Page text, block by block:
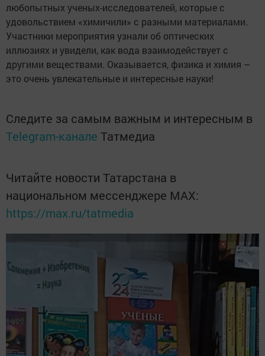
любопытных ученых-исследователей, которые с
удовольствием «химичили» с разными материалами.
Участники мероприятия узнали об оптических
иллюзиях и увидели, как вода взаимодействует с
другими веществами. Оказывается, физика и химия –
это очень увлекательные и интересные науки!
Следите за самым важным и интересным в
Telegram-канале Татмедиа
Читайте новости Татарстана в
национальном мессенджере MАХ:
https://max.ru/tatmedia